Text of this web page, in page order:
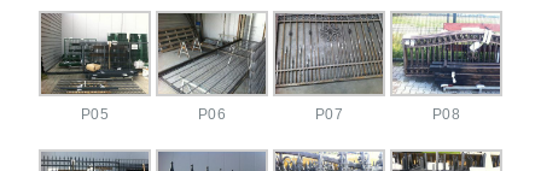
P05 P06 P07 P08